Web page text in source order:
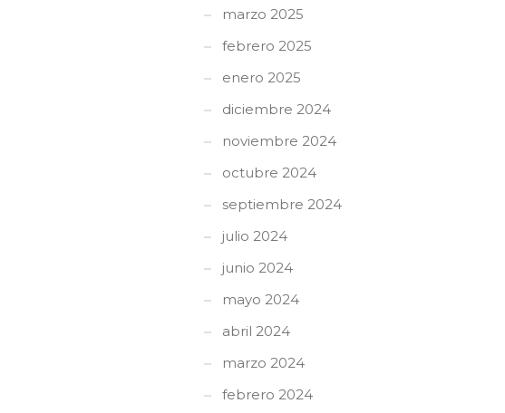
marzo 2025
febrero 2025
enero 2025
diciembre 2024
noviembre 2024
octubre 2024
septiembre 2024
julio 2024
junio 2024
mayo 2024
abril 2024
marzo 2024
febrero 2024